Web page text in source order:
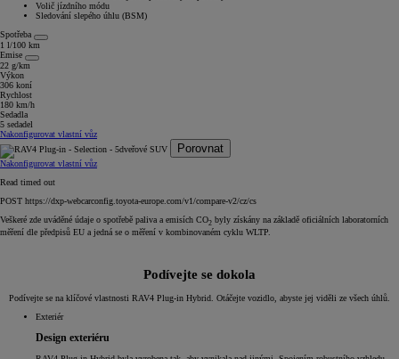
Volič jízdního módu
Sledování slepého úhlu (BSM)
Spotřeba
1 l/100 km
Emise
22 g/km
Výkon
306 koní
Rychlost
180 km/h
Sedadla
5 sedadel
Nakonfigurovat vlastní vůz
Porovnat
Nakonfigurovat vlastní vůz
Read timed out
POST https://dxp-webcarconfig.toyota-europe.com/v1/compare-v2/cz/cs
Veškeré zde uváděné údaje o spotřebě paliva a emisích CO2 byly získány na základě oficiálních laboratorních
měření dle předpisů EU a jedná se o měření v kombinovaném cyklu WLTP.
Podívejte se dokola
Podívejte se na klíčové vlastnosti RAV4 Plug-in Hybrid. Otáčejte vozidlo, abyste jej viděli ze všech úhlů.
Exteriér
Design exteriéru